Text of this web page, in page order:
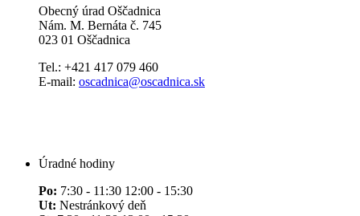
Obecný úrad Oščadnica
Nám. M. Bernáta č. 745
023 01 Oščadnica
Tel.: +421 417 079 460
E-mail: oscadnica@oscadnica.sk
Úradné hodiny
Po: 7:30 - 11:30 12:00 - 15:30
Ut: Nestránkový deň